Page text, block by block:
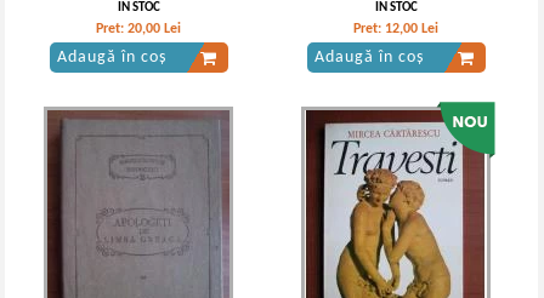
IN STOC
Pret:20,00 Lei
Adaugă în coș
IN STOC
Pret: 12,00 Lei
Adaugă în coș